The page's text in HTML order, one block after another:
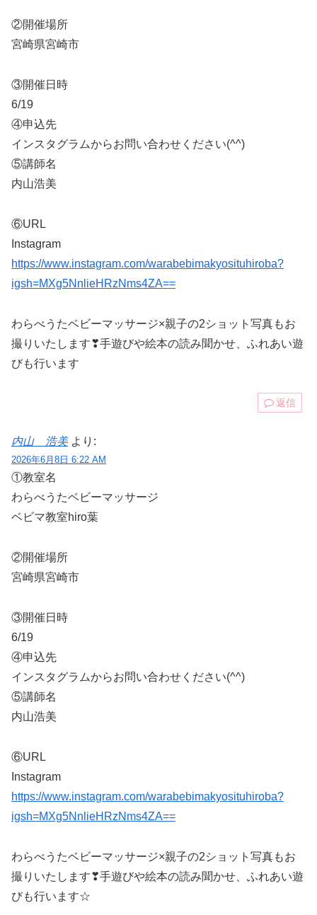
②開催場所
宮崎県宮崎市
③開催日時
6/19
④申込先
インスタグラムからお問い合わせください(^^)
⑤講師名
内山浩美
⑥URL
Instagram
https://www.instagram.com/warabebimakyosituhiroba?
igsh=MXg5NnlieHRzNms4ZA==
わらべうたベビーマッサージ×親子の2ショット写真もお
撮りいたします❣手遊びや絵本の読み聞かせ、ふれあい遊
びも行います
返信
内山 浩美 より:
2026年6月8日 6:22 AM
①教室名
わらべうたベビーマッサージ
ベビマ教室hiro葉
②開催場所
宮崎県宮崎市
③開催日時
6/19
④申込先
インスタグラムからお問い合わせください(^^)
⑤講師名
内山浩美
⑥URL
Instagram
https://www.instagram.com/warabebimakyosituhiroba?
igsh=MXg5NnlieHRzNms4ZA==
わらべうたベビーマッサージ×親子の2ショット写真もお
撮りいたします❣手遊びや絵本の読み聞かせ、ふれあい遊
びも行います☆